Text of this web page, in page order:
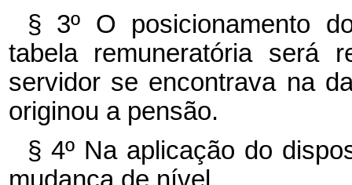
§ 3º O posicionamento
tabela remuneratória será
servidor se encontrava na
originou a pensão.
§ 4º Na aplicação do